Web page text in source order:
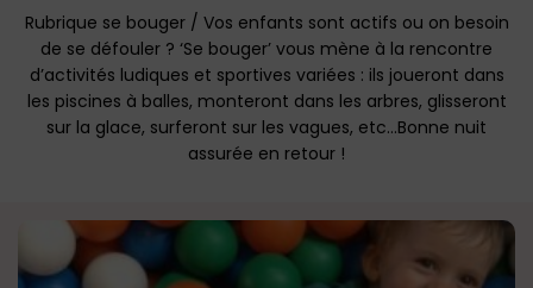
Rubrique se bouger / Vos enfants sont actifs ou on besoin
de se défouler ? ‘Se bouger’ vous mène à la rencontre
d’activités ludiques et sportives variées : ils joueront dans
les piscines à balles, monteront dans les arbres, glisseront
sur la glace, surferont sur les vagues, etc…Bonne nuit
assurée en retour !